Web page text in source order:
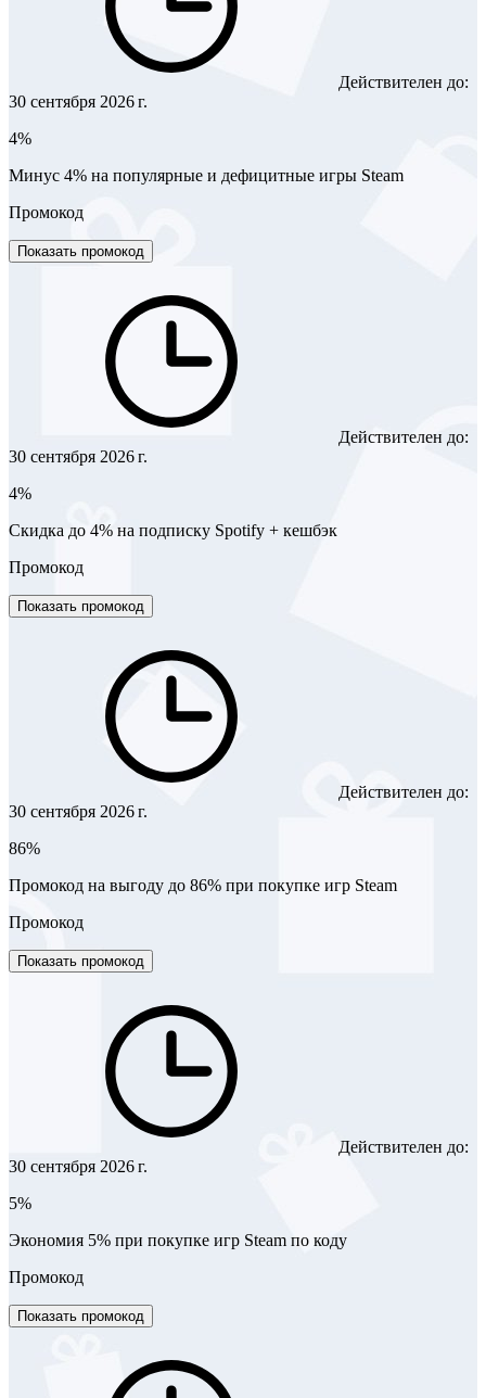
Действителен до:
30 сентября 2026 г.
4%
Минус 4% на популярные и дефицитные игры Steam
Промокод
Показать промокод
Действителен до:
30 сентября 2026 г.
4%
Скидка до 4% на подписку Spotify + кешбэк
Промокод
Показать промокод
Действителен до:
30 сентября 2026 г.
86%
Промокод на выгоду до 86% при покупке игр Steam
Промокод
Показать промокод
Действителен до:
30 сентября 2026 г.
5%
Экономия 5% при покупке игр Steam по коду
Промокод
Показать промокод